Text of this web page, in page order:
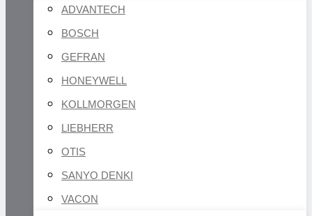
ADVANTECH
BOSCH
GEFRAN
HONEYWELL
KOLLMORGEN
LIEBHERR
OTIS
SANYO DENKI
VACON